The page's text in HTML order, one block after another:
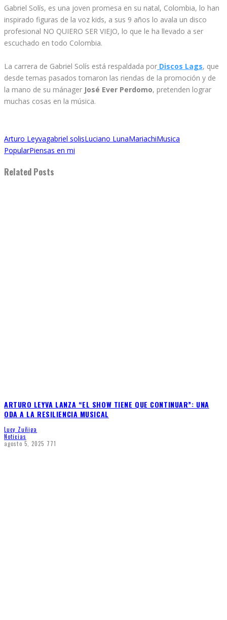
Gabriel Solís, es una joven promesa en su natal, Colombia, lo han
inspirado figuras de la voz kids, a sus 9 años lo avala un disco
profesional NO QUIERO SER VIEJO, lo que le ha llevado a ser
escuchado en todo Colombia.
La carrera de Gabriel Solís está respaldada por Discos Lags, que
desde temas pasados tomaron las riendas de la promoción y de
la mano de su mánager José Ever Perdomo, pretenden lograr
muchas cosas en la música.
Arturo Leyvagabriel solisLuciano LunaMariachiMusica
PopularPiensas en mi
Related Posts
ARTURO LEYVA LANZA “EL SHOW TIENE QUE CONTINUAR”: UNA
ODA A LA RESILIENCIA MUSICAL
Lucy Zuñiga
Noticias
agosto 5, 2025 771